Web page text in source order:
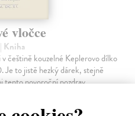
vločce
| Kniha
češtině kouzelné Keplerovo dílko
Je to jistě hezký dárek, stejně
tento novoroční pozdrav